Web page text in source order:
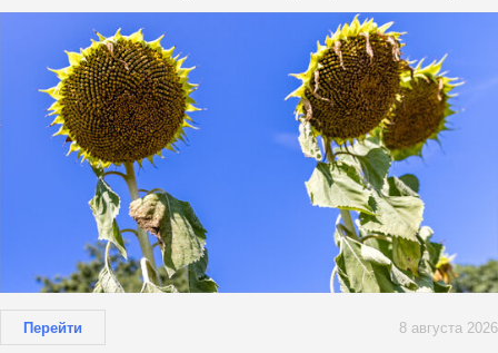
Перейти 8 августа 2026